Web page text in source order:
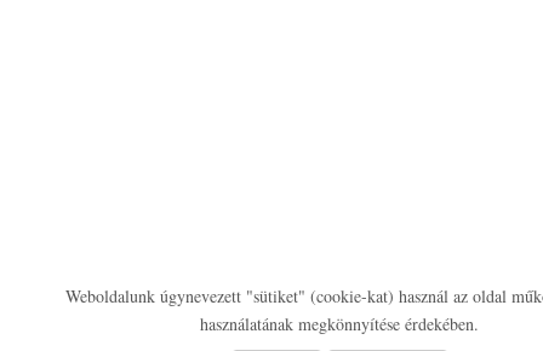
Weboldalunk úgynevezett "sütiket" (cookie-kat) használ az oldal
használatának megkönnyítése érdekében.